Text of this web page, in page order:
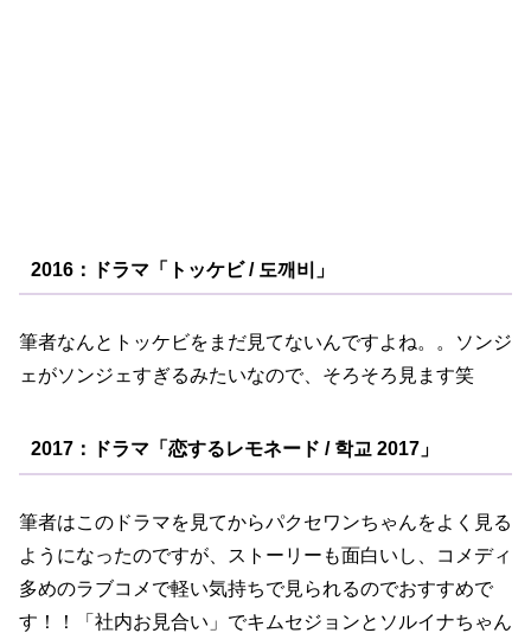
2016：ドラマ「トッケビ / 도깨비」
筆者なんとトッケビをまだ見てないんですよね。。ソンジ
ェがソンジェすぎるみたいなので、そろそろ見ます笑
2017：ドラマ「恋するレモネード / 학교 2017」
筆者はこのドラマを見てからパクセワンちゃんをよく見る
ようになったのですが、ストーリーも面白いし、コメディ
多めのラブコメで軽い気持ちで見られるのでおすすめで
す！！「社内お見合い」でキムセジョンとソルイナちゃん